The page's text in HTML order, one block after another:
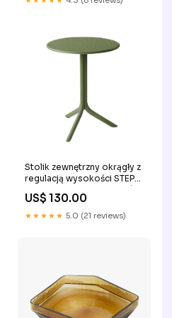
Stolik zewnętrzny okrągły z
regulacją wysokości STEP
agave zielony przedpokój
US$ 130.00
★★★★★ 5.0 (21 reviews)